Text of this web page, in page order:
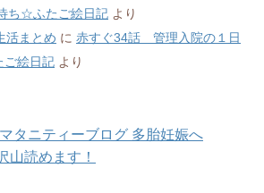
ち☆ふたご絵日記 より
活まとめ に 赤すぐ34話 管理入院の１日
絵日記 より
山読めます！